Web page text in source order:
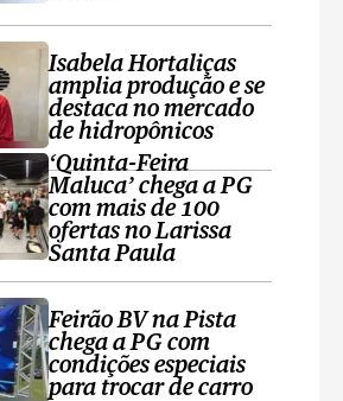
Isabela Hortaliças
amplia produção e se
destaca no mercado
de hidropônicos
‘Quinta-Feira
Maluca’ chega a PG
com mais de 100
ofertas no Larissa
Santa Paula
Feirão BV na Pista
chega a PG com
condições especiais
para trocar de carro